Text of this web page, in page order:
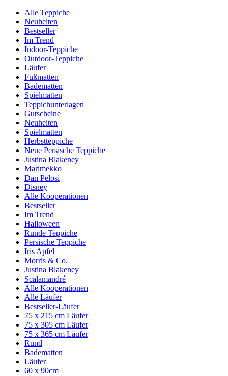
Alle Teppiche
Neuheiten
Bestseller
Im Trend
Indoor-Teppiche
Outdoor-Teppiche
Läufer
Fußmatten
Badematten
Spielmatten
Teppichunterlagen
Gutscheine
Neuheiten
Spielmatten
Herbstteppiche
Neue Persische Teppiche
Justina Blakeney
Marimekko
Dan Pelosi
Disney
Alle Kooperationen
Bestseller
Im Trend
Halloween
Runde Teppiche
Persische Teppiche
Iris Apfel
Morris & Co.
Justina Blakeney
Scalamandré
Alle Kooperationen
Alle Läufer
Bestseller-Läufer
75 x 215 cm Läufer
75 x 305 cm Läufer
75 x 365 cm Läufer
Rund
Badematten
Läufer
60 x 90cm